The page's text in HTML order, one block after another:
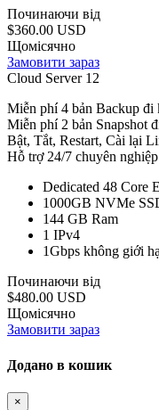
Починаючи від
$360.00 USD
Щомісячно
Замовити зараз
Cloud Server 12
Miễn phí 4 bản Backup đi
Miễn phí 2 bản Snapshot
Bật, Tắt, Restart, Cài lại
Hỗ trợ 24/7 chuyên nghiệp
Dedicated 48 Core
1000GB NVMe
144 GB Ram
1 IPv4
1Gbps không giới
Починаючи від
$480.00 USD
Щомісячно
Замовити зараз
Додано в кошик
×